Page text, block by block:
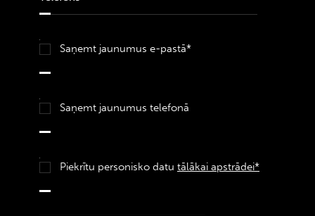
Saņemt jaunumus e-pastā*
Saņemt jaunumus telefonā
Piekrītu personisko datu tālākai apstrādei*